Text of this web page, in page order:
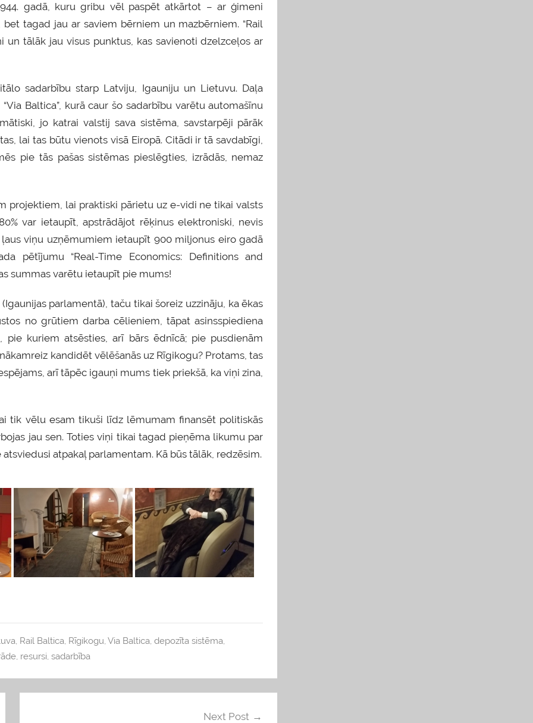
gadā, kuru gribu vēl paspēt atkārtot – ar ģimeni
tagad jau ar saviem bērniem un mazbērniem. “Rail
un tālāk jau visus punktus, kas savienoti dzelzceļos ar
sadarbību starp Latviju, Igauniju un Lietuvu. Daļa
Baltica”, kurā caur šo sadarbību varētu automašīnu
jo katrai valstij sava sistēma, savstarpēji pārāk
lai tas būtu vienots visā Eiropā. Citādi ir tā savdabīgi,
pie tās pašas sistēmas pieslēgties, izrādās, nemaz
projektiem, lai praktiski pārietu uz e-vidi ne tikai valsts
var ietaupīt, apstrādājot rēķinus elektroniski, nevis
viņu uzņēmumiem ietaupīt 900 miljonus eiro gadā
pētījumu “Real-Time Economics: Definitions and
summas varētu ietaupīt pie mums!
parlamentā), taču tikai šoreiz uzzināju, ka ēkas
no grūtiem darba cēlieniem, tāpat asinsspiediena
kuriem atsēsties, arī bārs ēdnīcā; pie pusdienām
kandidēt vēlēšanās uz Rīgikogu? Protams, tas
arī tāpēc igauņi mums tiek priekšā, ka viņi zina,
tik vēlu esam tikuši līdz lēmumam finansēt politiskās
jau sen. Toties viņi tikai tagad pieņēma likumu par
atpakaļ parlamentam. Kā būs tālāk, redzēsim.
, Rail Baltica, Rīgikogu, Via Baltica, depozīta sistēma,
, resursi, sadarbība
Next Post